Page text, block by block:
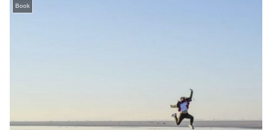
Book